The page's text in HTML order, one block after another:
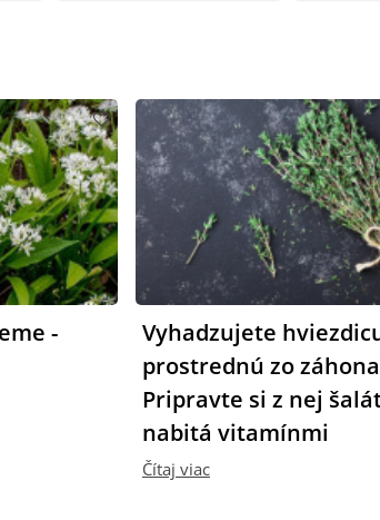
-
Vyhadzujete
prostrednú zo
Pripravte si z nej
nabitá vitamínmi
Čítaj viac